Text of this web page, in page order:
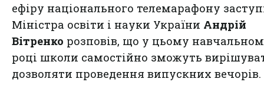
ефіру національного телемарафону
Міністра освіти і науки України Андрій
Вітренко розповів, що у цьому
році школи самостійно зможуть
дозволяти проведення випускних вечорів.